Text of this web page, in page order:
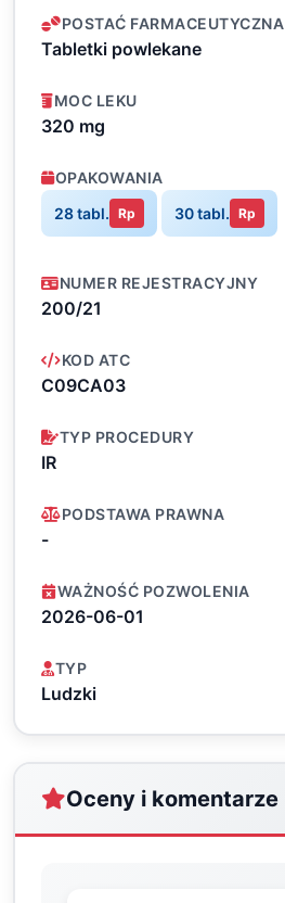
POSTAĆ FARMACEUTYCZNA
Tabletki powlekane
MOC LEKU
320 mg
OPAKOWANIA
28 tabl. Rp 30 tabl. Rp
NUMER REJESTRACYJNY
200/21
KOD ATC
C09CA03
TYP PROCEDURY
IR
PODSTAWA PRAWNA
-
WAŻNOŚĆ POZWOLENIA
2026-06-01
TYP
Ludzki
Oceny i komentarze